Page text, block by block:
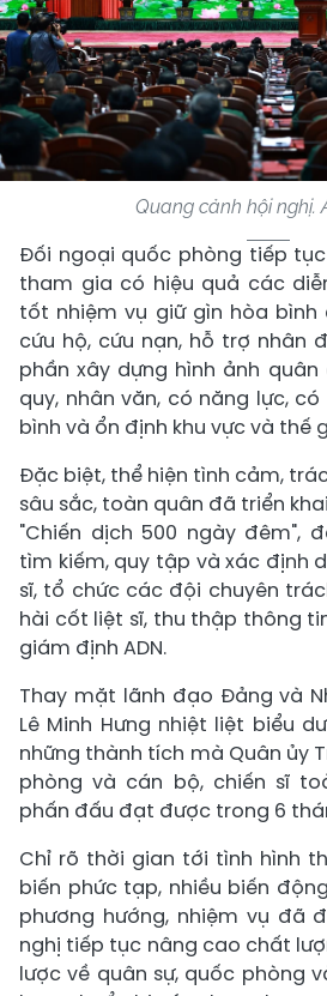
Quang cảnh hội nghị.
Đối ngoại quốc phòng tiếp
tham gia có hiệu quả các
tốt nhiệm vụ giữ gìn hòa bình
cứu hộ, cứu nạn, hỗ trợ nhân
phần xây dựng hình ảnh
quy, nhân văn, có năng lực,
bình và ổn định khu vực và thế
Đặc biệt, thể hiện tình cảm,
sâu sắc, toàn quân đã triển
"Chiến dịch 500 ngày đêm",
tìm kiếm, quy tập và xác định
sĩ, tổ chức các đội chuyên
hài cốt liệt sĩ, thu thập thông
giám định ADN.
Thay mặt lãnh đạo Đảng và
Lê Minh Hưng nhiệt liệt biểu
những thành tích mà Quân ủy
phòng và cán bộ, chiến sĩ
phấn đấu đạt được trong 6
Chỉ rõ thời gian tới tình hình
biến phức tạp, nhiều biến
phương hướng, nhiệm vụ đã
nghị tiếp tục nâng cao chất
lược về quân sự, quốc phòng